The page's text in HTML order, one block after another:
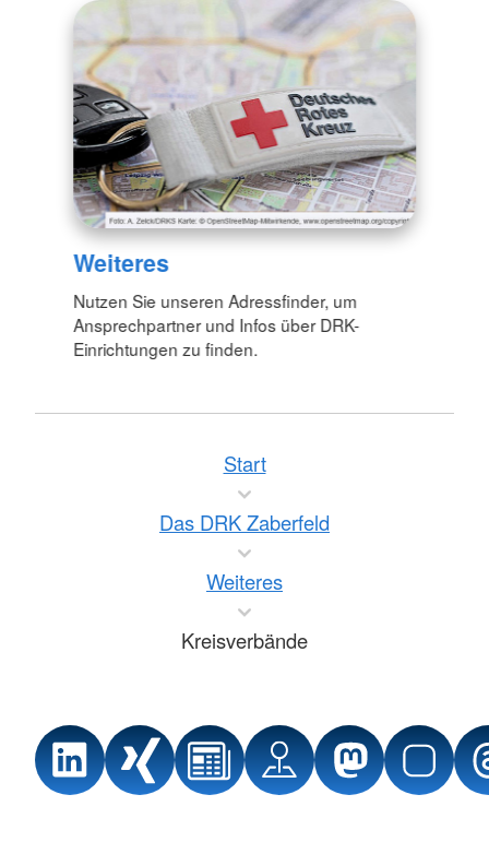
Weiteres
Nutzen Sie unseren Adressfinder, um
Ansprechpartner und Infos über DRK-
Einrichtungen zu finden.
Start
Das DRK Zaberfeld
Weiteres
Kreisverbände